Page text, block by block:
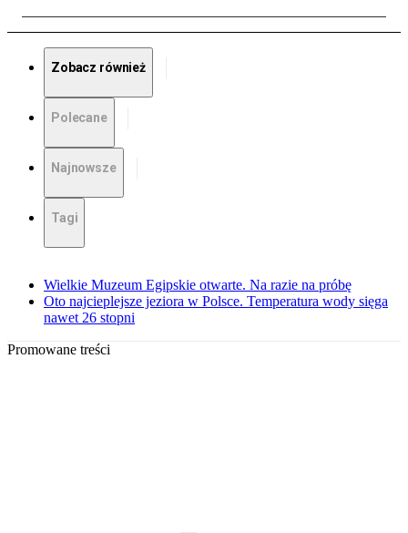
Zobacz również
Polecane
Najnowsze
Tagi
Wielkie Muzeum Egipskie otwarte. Na razie na próbę
Oto najcieplejsze jeziora w Polsce. Temperatura wody sięga
nawet 26 stopni
Promowane treści